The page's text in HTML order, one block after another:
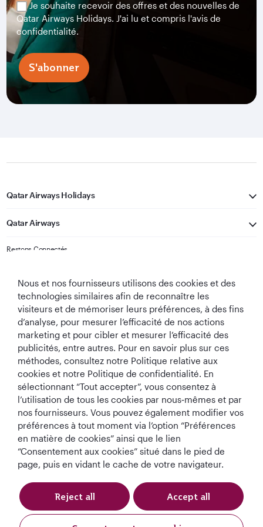
Je souhaite recevoir des offres et des nouvelles de
Qatar Airways Holidays. J'ai lu et compris l'avis de
confidentialité.
S'abonner
Qatar Airways Holidays
Qatar Airways
Restons Connectés
Meilleure
Compagnie
Monde
Meilleure Classe
Affaires au
Meilleur Salon de
Classe Affaires au
Meilleure
Compagnie
Moyen-Orient
Politique en matière
de cookies
confidentialité
Ce site web est exploité par Qatar Airways Holidays et les produits sont
vendus par Overseas Travel of Europe, numéro d'enregistrement de la
Nous et nos fournisseurs utilisons des cookies et des
technologies similaires afin de reconnaître les
visiteurs et de mémoriser leurs préférences, à des fins
d’analyse, pour mesurer l’efficacité de nos actions
marketing et pour cibler et mesurer l’efficacité des
publicités, entre autres. Pour en savoir plus sur ces
méthodes, consultez notre Politique relative aux
cookies et notre Politique de confidentialité. En
sélectionnant “Tout accepter”, vous consentez à
l’utilisation de tous les cookies par nous‑mêmes et par
nos fournisseurs. Vous pouvez également modifier vos
préférences à tout moment via l’option “Préférences
en matière de cookies” ainsi que le lien
“Consentement aux cookies” situé dans le pied de
page, puis en vidant le cache de votre navigateur.
Reject all Accept all